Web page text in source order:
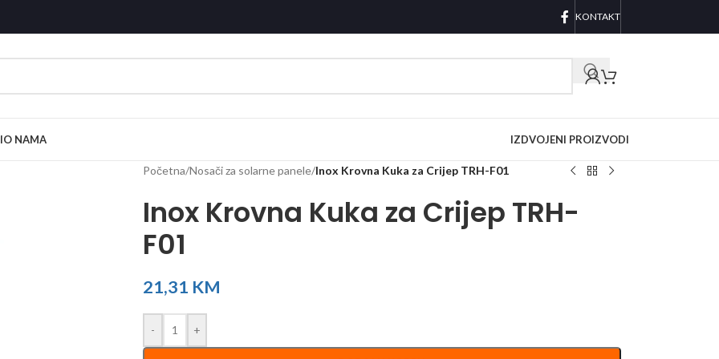
KONTAKT
O NAMA IZDVOJENI PROIZVODI
Početna/Nosači za solarne panele/Inox Krovna Kuka za Crijep TRH-F01
Inox Krovna Kuka za Crijep TRH-
F01
21,31 KM
- +